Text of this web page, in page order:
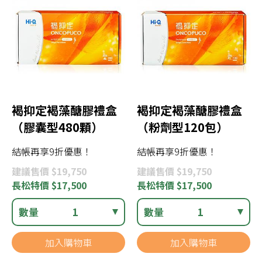
褐抑定褐藻醣膠禮盒
（膠囊型480顆）
結帳再享9折優惠！
建議售價 $19,750
長松特價 $17,500
數量 1
加入購物車
褐抑定褐藻醣膠禮盒
（粉劑型120包）
結帳再享9折優惠！
建議售價 $19,750
長松特價 $17,500
數量 1
加入購物車